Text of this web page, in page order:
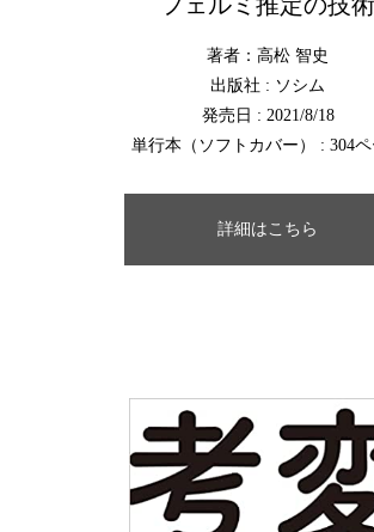
著者：高松 智史
出版社 : ソシム
発売日 : 2021/8/18
単行本（ソフトカバー） : 304
詳細はこちら